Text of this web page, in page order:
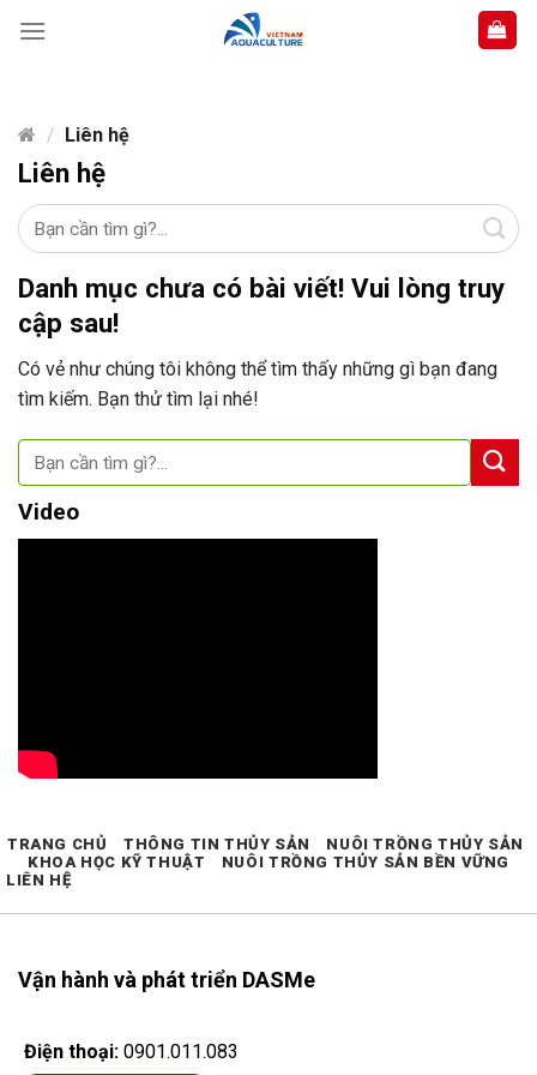
content
/ Liên hệ
Liên hệ
Danh mục chưa có bài viết! Vui lòng truy
cập sau!
Có vẻ như chúng tôi không thể tìm thấy những gì bạn đang
tìm kiếm. Bạn thử tìm lại nhé!
Video
Vận hành và phát triển DASMe
Điện thoại: 0901.011.083
TRANG CHỦ THÔNG TIN THỦY SẢN
NUÔI TRỒNG THỦY SẢN
KHOA HỌC KỸ THUẬT
NUÔI TRỒNG THỦY SẢN BỀN VỮNG
LIÊN HỆ